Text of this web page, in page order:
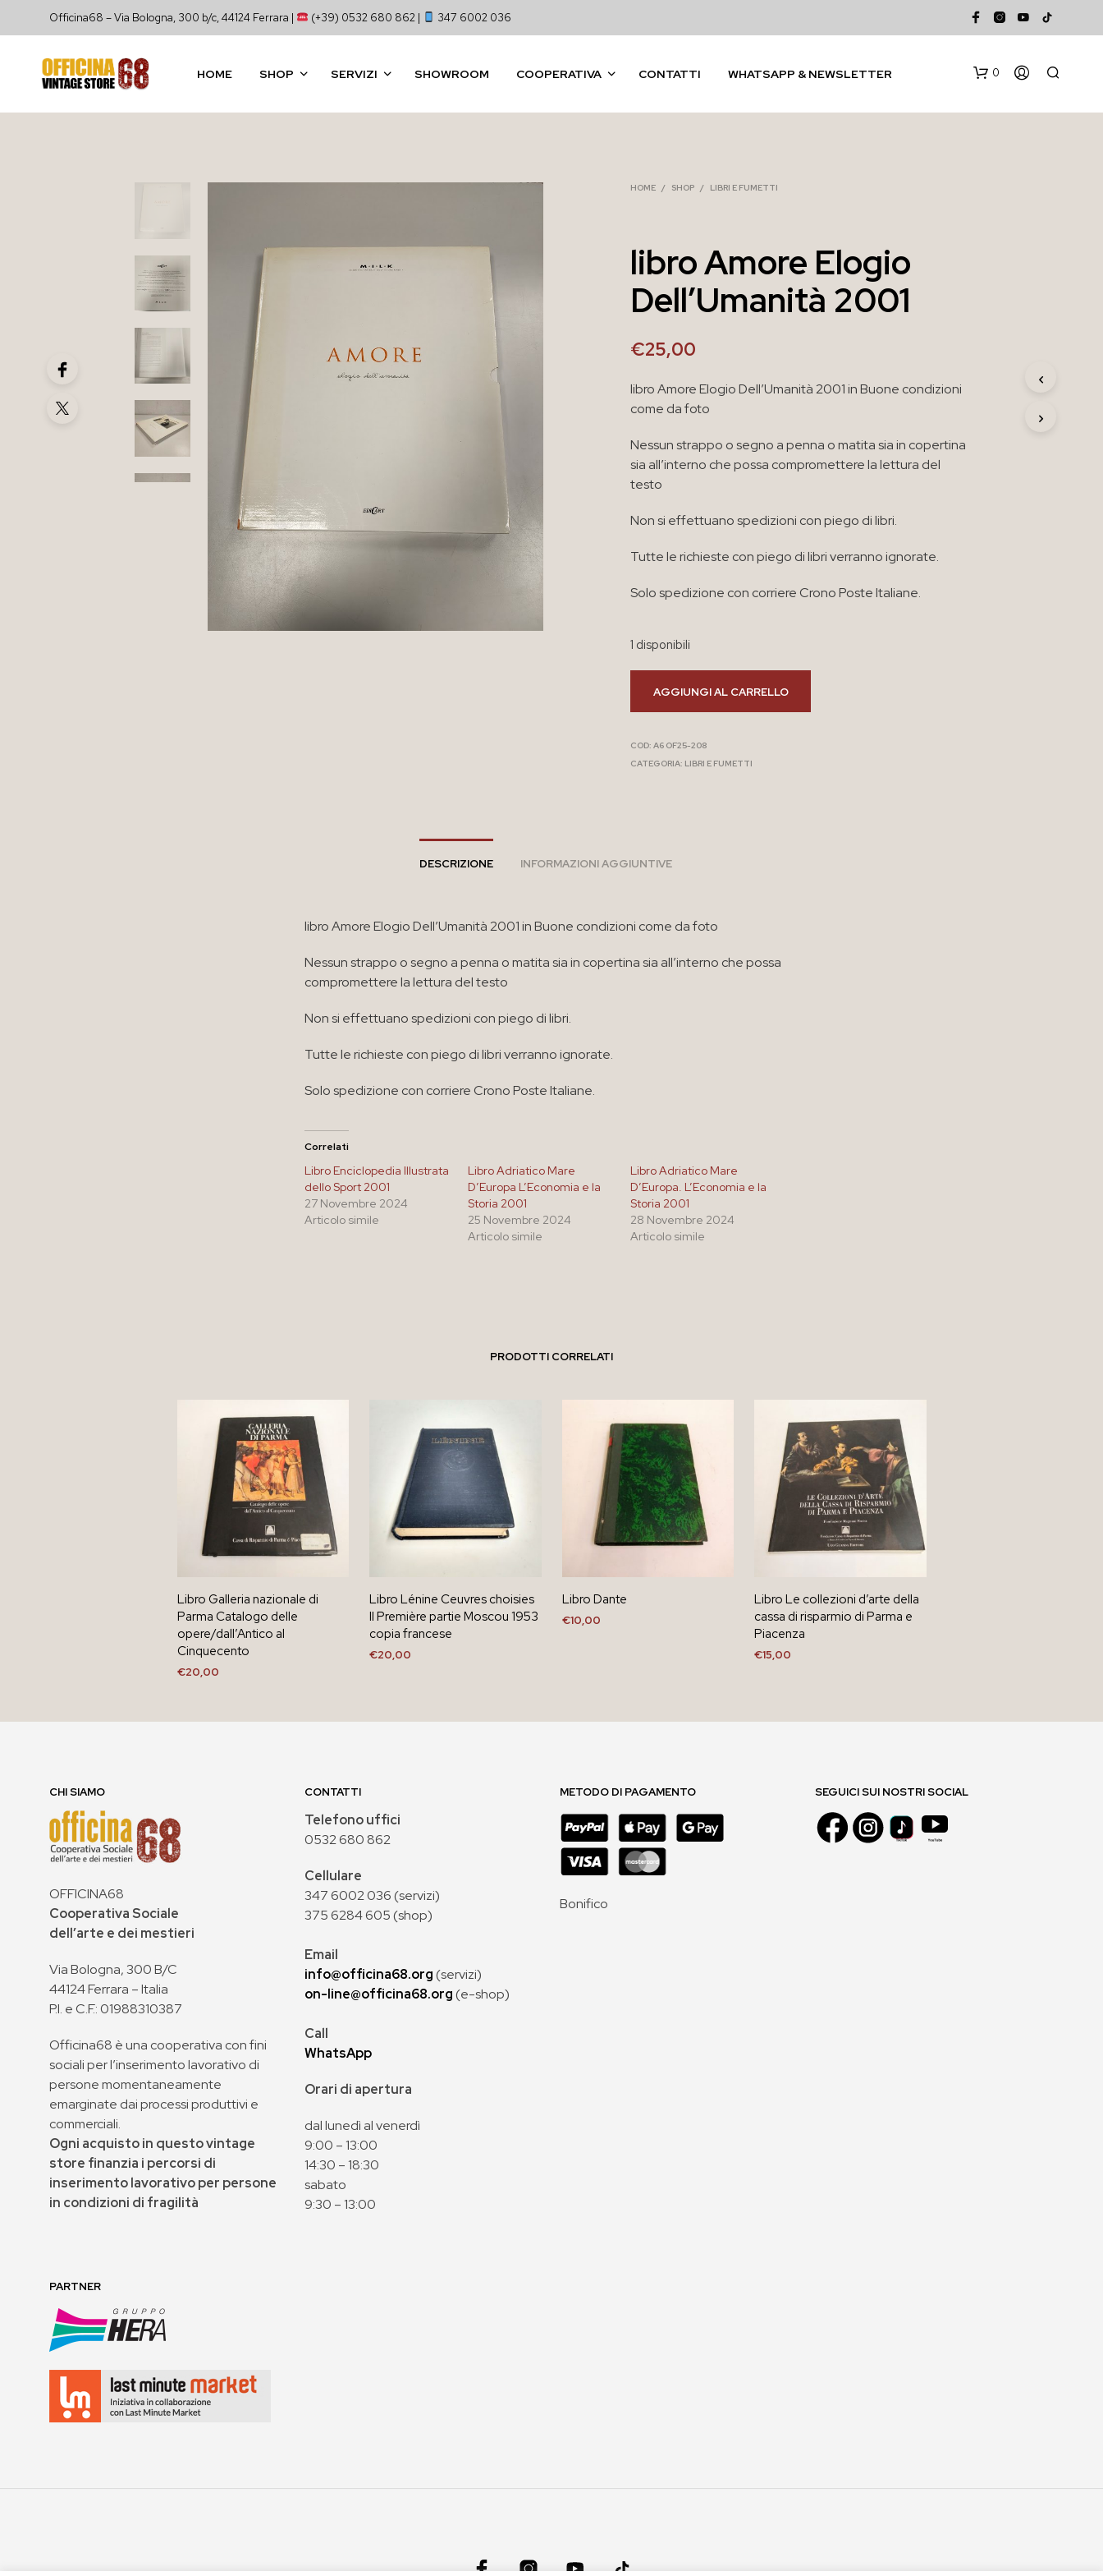
Officina68 – Via Bologna, 300 b/c, 44124 Ferrara | (+39) 0532 680 862 | 347 6002 036
HOME SHOP SERVIZI SHOWROOM COOPERATIVA CONTATTI WHATSAPP & NEWSLETTER 0
HOME / SHOP / LIBRI E FUMETTI
libro Amore Elogio
Dell’Umanità 2001
€25,00
libro Amore Elogio Dell’Umanità 2001 in Buone condizioni
come da foto
Nessun strappo o segno a penna o matita sia in copertina
sia all’interno che possa compromettere la lettura del
testo
Non si effettuano spedizioni con piego di libri.
Tutte le richieste con piego di libri verranno ignorate.
Solo spedizione con corriere Crono Poste Italiane.
1 disponibili
AGGIUNGI AL CARRELLO
COD:A6 OF25-208
CATEGORIA: LIBRI E FUMETTI
DESCRIZIONE INFORMAZIONI AGGIUNTIVE
libro Amore Elogio Dell’Umanità 2001 in Buone condizioni come da foto
Nessun strappo o segno a penna o matita sia in copertina sia all’interno che possa
compromettere la lettura del testo
Non si effettuano spedizioni con piego di libri.
Tutte le richieste con piego di libri verranno ignorate.
Solo spedizione con corriere Crono Poste Italiane.
Correlati
Libro Enciclopedia Illustrata
dello Sport 2001
27 Novembre 2024
Articolo simile
Libro Adriatico Mare
D’Europa L’Economia e la
Storia 2001
25 Novembre 2024
Articolo simile
Libro Adriatico Mare
D’Europa. L’Economia e la
Storia 2001
28 Novembre 2024
Articolo simile
PRODOTTI CORRELATI
Libro Galleria nazionale di
Parma Catalogo delle
opere/dall’Antico al
Cinquecento
€20,00
Libro Lénine Ceuvres choisies
II Première partie Moscou 1953
copia francese
€20,00
Libro Dante
€10,00
Libro Le collezioni d’arte della
cassa di risparmio di Parma e
Piacenza
€15,00
CHI SIAMO
OFFICINA68
Cooperativa Sociale
dell’arte e dei mestieri
Via Bologna, 300 B/C
44124 Ferrara – Italia
P.I. e C.F.: 01988310387
Officina68 è una cooperativa con fini
sociali per l’inserimento lavorativo di
persone momentaneamente
emarginate dai processi produttivi e
commerciali.
Ogni acquisto in questo vintage
store finanzia i percorsi di
inserimento lavorativo per persone
in condizioni di fragilità
CONTATTI
Telefono uffici
0532 680 862
Cellulare
347 6002 036 (servizi)
375 6284 605 (shop)
Email
info@officina68.org(servizi)
on-line@officina68.org(e-shop)
Call
WhatsApp
Orari di apertura
dal lunedì al venerdì
9:00 – 13:00
14:30 – 18:30
sabato
9:30 – 13:00
METODO DI PAGAMENTO
Bonifico
SEGUICI SUI NOSTRI SOCIAL
PARTNER